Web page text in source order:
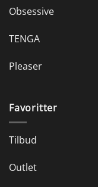
Obsessive
TENGA
Pleaser
Favoritter
Tilbud
Outlet